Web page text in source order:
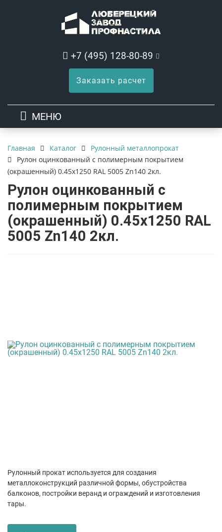
+7 (495) 128-80-89
Заказать расчет
МЕНЮ
Главная Каталог
Рулонный металлопрокат
Рулон оцинкованный с полимерным покрытием
(окрашенный) 0.45x1250 RAL 5005 Zn140 2кл.
Рулон оцинкованный с
полимерным покрытием
(окрашенный) 0.45x1250 RAL
5005 Zn140 2кл.
Рулонный прокат используется для создания
металлоконструкций различной формы, обустройства
балконов, постройки веранд и ограждений и изготовления
тары.